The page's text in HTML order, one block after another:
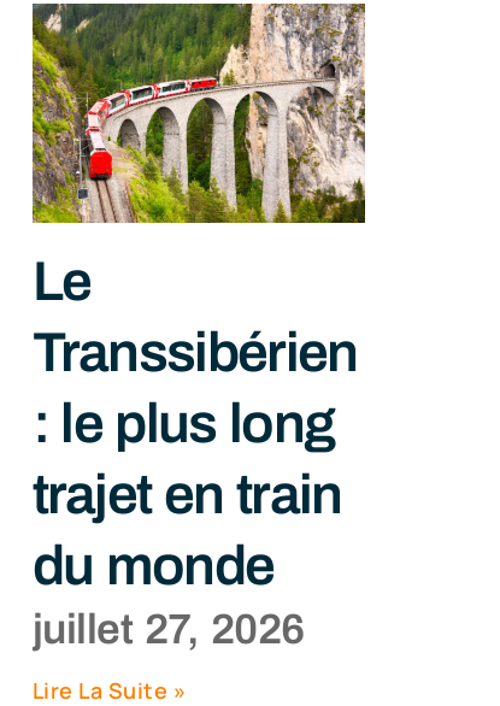
Le
Transsibérien
: le plus long
trajet en train
du monde
juillet 27, 2026
Lire La Suite »